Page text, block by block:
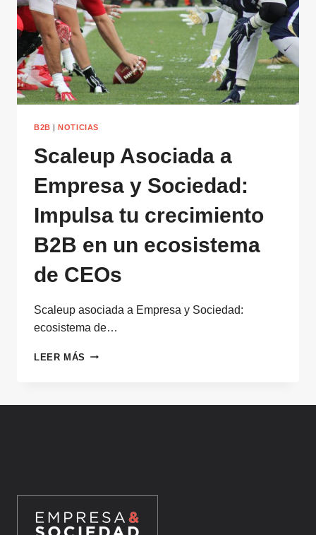
B2B |NOTICIAS
Scaleup Asociada a
Empresa y Sociedad:
Impulsa tu crecimiento
B2B en un ecosistema
de CEOs
Scaleup asociada a Empresa y Sociedad:
ecosistema de…
LEER MÁS SCALEUP
EN
ECOSISTEMA